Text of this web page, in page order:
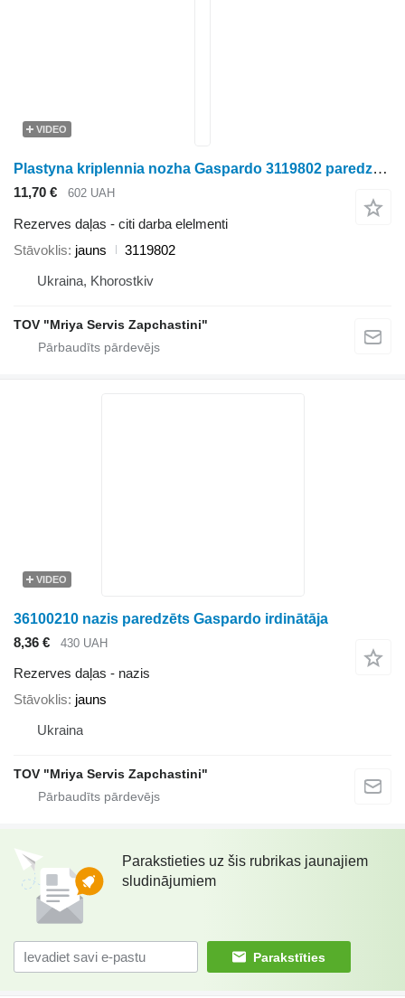
VIDEO
Plastyna kriplennia nozha Gaspardo 3119802 paredzēts irdinātāja
11,70 € 602 UAH
Rezerves daļas - citi darba elelmenti
Stāvoklis jauns
3119802
Ukraina, Khorostkiv
TOV "Mriya Servis Zapchastini"
VIDEO
36100210 nazis paredzēts Gaspardo irdinātāja
8,36 €
430 UAH
Rezerves daļas - nazis
Stāvoklis jauns
Ukraina
TOV "Mriya Servis Zapchastini"
Parakstieties uz šis rubrikas jaunajiem
sludinājumiem
Parakstīties